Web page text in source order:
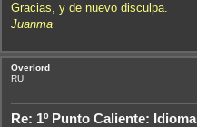
Gracias, y de nuevo disculpa.
Juanma
Overlord
RU
Re: 1º Punto Caliente: